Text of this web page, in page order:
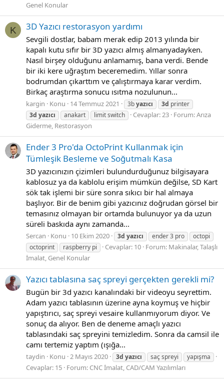
Genel Konular
K 3D Yazıcı restorasyon yardımı
Sevgili dostlar, babam merak edip 2013 yılında bir
kapalı kutu sıfır bir 3D yazıcı almış almanyadayken.
Nasıl birşey olduğunu anlamamış, bana verdi. Bende
bir iki kere uğraştım beceremedim. Yıllar sonra
bodrumdan çıkarttım ve çalıştırmaya karar verdim.
Birkaç araştırma sonucu ısıtma nozulunun...
kargin Konu 14 Temmuz 2021 3byazıcı 3d printer
3d yazıcı anakart limit switch Cevaplar: 23 Forum:Arıza
Giderme, Restorasyon
Ender 3 Pro'da OctoPrint Kullanmak için
Tümleşik Besleme ve Soğutmalı Kasa
3D yazıcınızın çizimleri bulundurduğunuz bilgisayara
kablosuz ya da kablolu erişim mümkün değilse, SD Kart
sök tak işlemi bir süre sonra sıkıcı bir hal almaya
başlıyor. Bir de benim gibi yazıcınız doğrudan görsel bir
temasınız olmayan bir ortamda bulunuyor ya da uzun
süreli baskıda aynı zamanda...
Sercan Konu 10 Ekim 2020 3d yazıcı ender 3 pro
octopi
octoprint
raspberry pi Cevaplar: 10 Forum: Makinalar, Talaşlı
İmalat, Genel Konular
Yazıcı tablasına saç spreyi gerçekten gerekli mi?
Bugün bir 3d yazıcı kanalındaki bir videoyu seyrettim.
Adam yazıcı tablasının üzerine ayna koymuş ve hiçbir
yapıştırıcı, saç spreyi vesaire kullanmıyorum diyor. Ve
sonuç da alıyor. Ben de deneme amaçlı yazıcı
tablasındaki saç spreyini temizledim. Sonra da camsil ile
camı tertemiz yaptım (ışığa...
taydin Konu 2 Mayıs 2020 3d yazıcı saç spreyi yapışma
Cevaplar: 15 Forum: CNC İmalat, CAD/CAM Yazılımları